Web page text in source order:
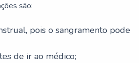
são:
pois o sangramento pode
de ir ao médico;